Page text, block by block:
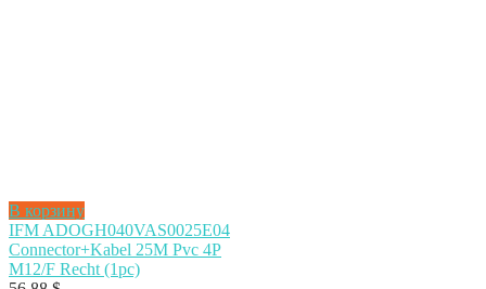
В корзину
IFM ADOGH040VAS0025E04
Connector+Kabel 25M Pvc 4P
M12/F Recht (1pc)